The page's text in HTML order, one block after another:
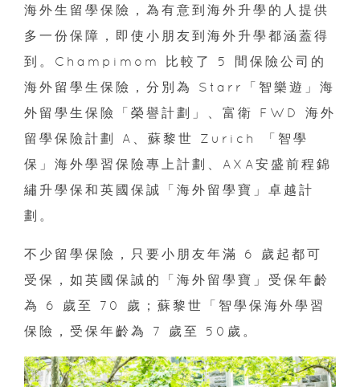
海外生留學保險，為有意到海外升學的人提供
多一份保障，即使小朋友到海外升學都涵蓋得
到。Champimom 比較了 5 間保險公司的
海外留學生保險，分別為 Starr「智樂遊」海
外留學生保險「榮譽計劃」、富衛 FWD 海外
留學保險計劃 A、蘇黎世 Zurich 「智學
保」海外學習保險專上計劃、AXA安盛前程錦
繡升學保和英國保誠「海外留學寶」卓越計
劃。
不少留學保險，只要小朋友年滿 6 歲起都可
受保，如英國保誠的「海外留學寶」受保年齡
為 6 歲至 70 歲；蘇黎世「智學保海外學習
保險，受保年齡為 7 歲至 50歲。